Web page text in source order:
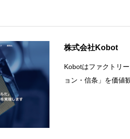
株式会社Kobot
Kobotはファクトリ
ョン・信条」を価値